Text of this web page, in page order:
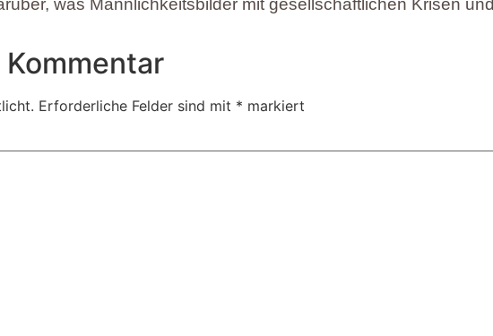
Erforderliche Felder sind mit * markiert